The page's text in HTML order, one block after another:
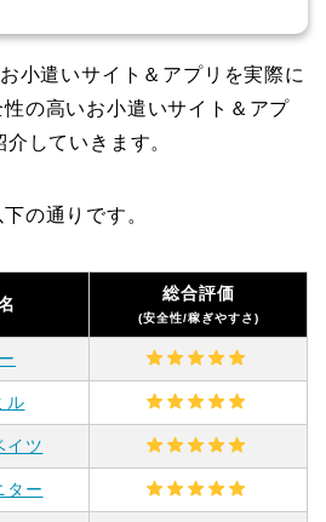
小遣いサイト＆アプリを実際に
の高いお小遣いサイト＆アプ
していきます。
の通りです。
総合評価
(安全性/稼ぎやすさ)
ル
イツ
ター